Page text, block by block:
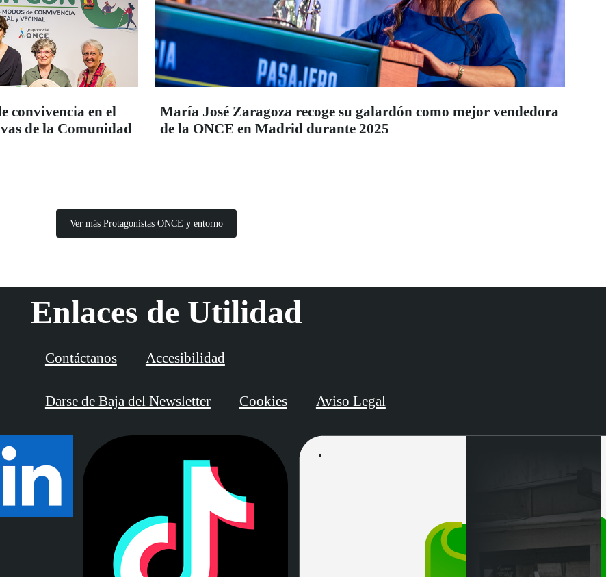
convivencia en el
de la Comunidad
María José Zaragoza recoge su galardón como mejor vendedora
de la ONCE en Madrid durante 2025
Ver más Protagonistas ONCE y entorno
Enlaces de Utilidad
Contáctanos Accesibilidad
Darse de Baja del Newsletter Cookies Aviso Legal